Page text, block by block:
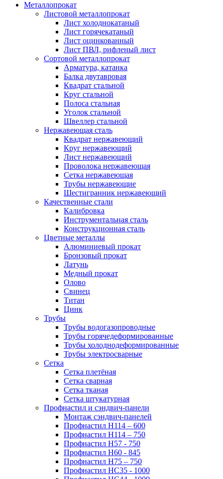
Металлопрокат
Листовой металлопрокат
Лист холоднокатаный
Лист горячекатаный
Лист оцинкованный
Лист ПВЛ, рифленый лист
Сортовой металлопрокат
Арматура, катанка
Балка двутавровая
Квадрат стальной
Круг стальной
Полоса стальная
Уголок стальной
Швеллер стальной
Нержавеющая сталь
Квадрат нержавеющий
Круг нержавеющий
Лист нержавеющий
Проволока нержавеющая
Сетка нержавеющая
Трубы нержавеющие
Шестигранник нержавеющий
Качественные стали
Калибровка
Инструментальная сталь
Конструкционная сталь
Цветные металлы
Алюминиевый прокат
Бронзовый прокат
Латунь
Медный прокат
Олово
Свинец
Титан
Цинк
Трубы
Трубы водогазопроводные
Трубы горячедеформированные
Трубы холоднодеформированные
Трубы электросварные
Сетка
Сетка плетёная
Сетка сварная
Сетка тканая
Сетка штукатурная
Профнастил и сэндвич-панели
Монтаж сэндвич-панелей
Профнастил Н114 – 600
Профнастил Н114 – 750
Профнастил Н57 - 750
Профнастил Н60 - 845
Профнастил Н75 – 750
Профнастил НС35 - 1000